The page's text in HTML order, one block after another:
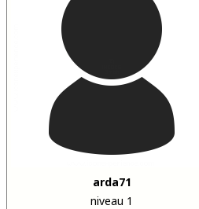
arda71
niveau 1